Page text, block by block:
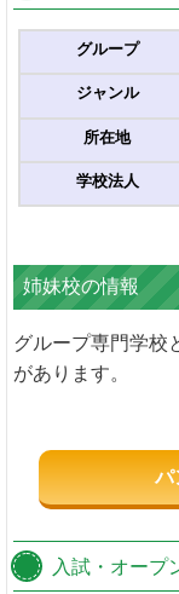
グループ
ジャンル
所在地
学校法人
姉妹校の情報
グループ専門学校
があります。
パ
入試・オープ